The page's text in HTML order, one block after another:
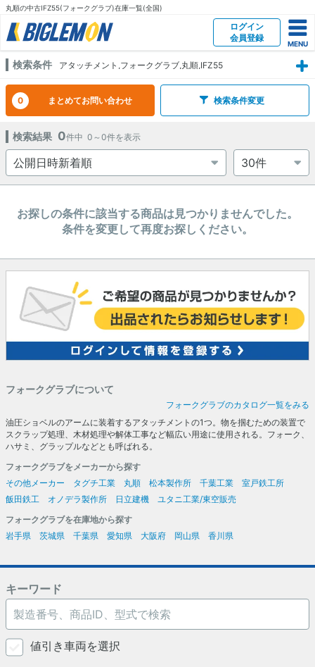
丸順の中古IFZ55(フォークグラブ)在庫一覧(全国)
ログイン
会員登録
検索条件 アタッチメント,フォークグラブ,丸順,IFZ55
0 まとめてお問い合わせ 検索条件変更
検索結果 0件中 0～0件を表示
お探しの条件に該当する商品は見つかりませんでした。
条件を変更して再度お探しください。
フォークグラブについて
フォークグラブのカタログ一覧をみる
油圧ショベルのアームに装着するアタッチメントの1つ。物を掴むための装置で
スクラップ処理、木材処理や解体工事など幅広い用途に使用される。フォーク、
ハサミ、グラップルなどとも呼ばれる。
フォークグラブをメーカーから探す
その他メーカー
タグチ工業 丸順 松本製作所 千葉工業
室戸鉄工所
飯田鉄工
オノデラ製作所 日立建機
ユタニ工業/東空販売
フォークグラブを在庫地から探す
岩手県
茨城県 千葉県 愛知県 大阪府 岡山県 香川県
キーワード
値引き車両を選択